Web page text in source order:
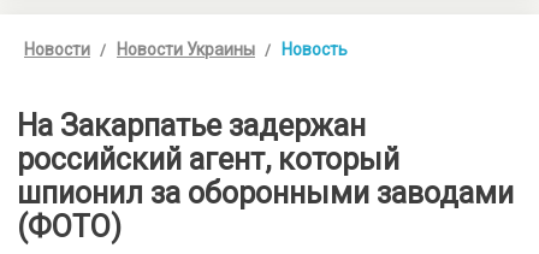
Новости Новости Украины Новость
На Закарпатье задержан
российский агент, который
шпионил за оборонными заводами
(ФОТО)